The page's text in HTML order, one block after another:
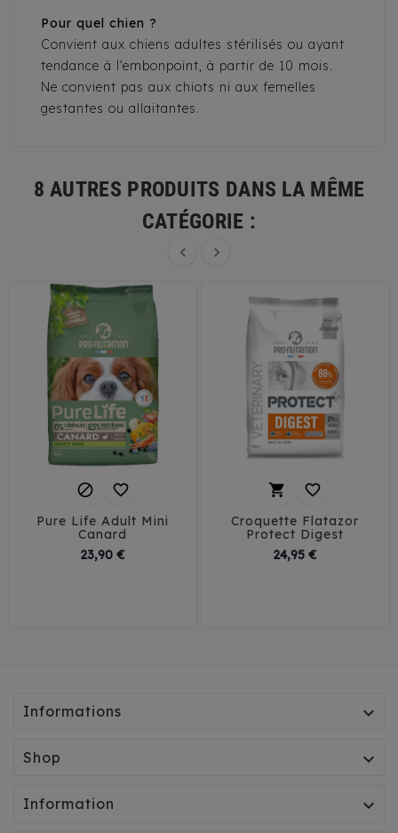
Pour quel chien ?
Convient aux chiens adultes stérilisés ou ayant
tendance à l’embonpoint, à partir de 10 mois.
Ne convient pas aux chiots ni aux femelles
gestantes ou allaitantes.
8 AUTRES PRODUITS DANS LA MÊME
CATÉGORIE :
 
 
Pure Life Adult Mini
Canard
23,90 €
 
Croquette Flatazor
Protect Digest
24,95 €
Informations 
Shop 
Information 